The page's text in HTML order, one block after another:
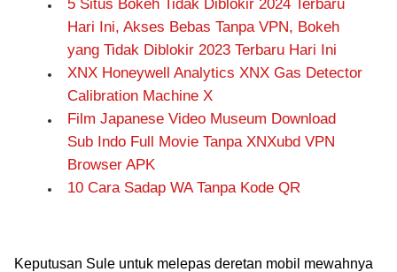
5 Situs Bokeh Tidak Diblokir 2024 Terbaru
Hari Ini, Akses Bebas Tanpa VPN, Bokeh
yang Tidak Diblokir 2023 Terbaru Hari Ini
XNX Honeywell Analytics XNX Gas Detector
Calibration Machine X
Film Japanese Video Museum Download
Sub Indo Full Movie Tanpa XNXubd VPN
Browser APK
10 Cara Sadap WA Tanpa Kode QR
Keputusan Sule untuk melepas deretan mobil mewahnya